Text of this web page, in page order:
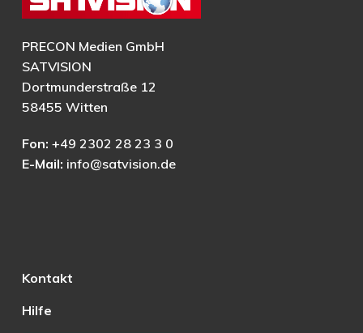
PRECON Medien GmbH
SATVISION
Dortmunderstraße 12
58455 Witten
Fon: +49 2302 28 23 3 0
E-Mail: info@satvision.de
Kontakt
Hilfe